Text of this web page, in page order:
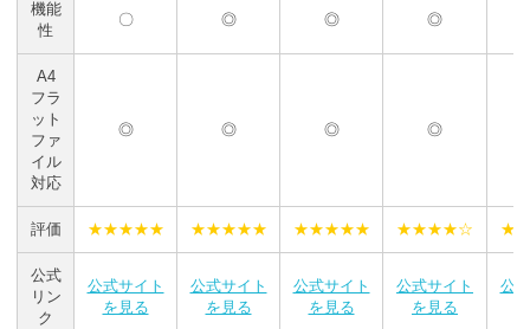
機能
性
〇 ◎ ◎ ◎
A4
フラ
ット
ファ
イル
対応
◎ ◎ ◎ ◎
評価 ★★★★★ ★★★★★ ★★★★★ ★★★★☆
公式
リン
ク
公式サイト
を見る
公式サイト
を見る
公式サイト
を見る
公式サイト
を見る
公